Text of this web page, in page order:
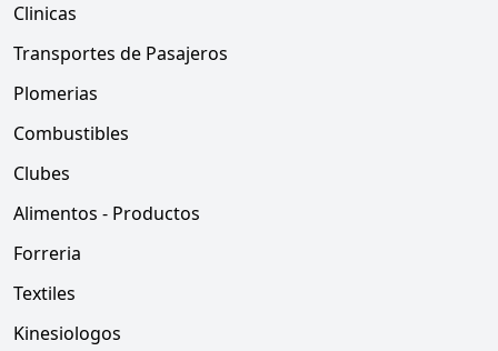
Clinicas
Transportes de Pasajeros
Plomerias
Combustibles
Clubes
Alimentos - Productos
Forreria
Textiles
Kinesiologos